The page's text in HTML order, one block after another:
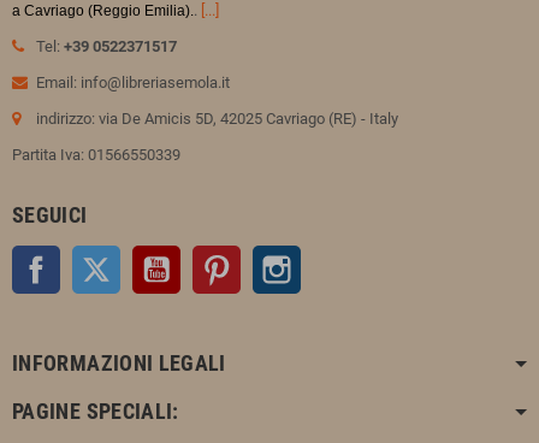
a Cavriago (Reggio Emilia).. [...]
Tel: +39 0522371517
Email: info@libreriasemola.it
indirizzo: via De Amicis 5D, 42025 Cavriago (RE) - Italy
Partita Iva: 01566550339
SEGUICI
Facebook Twitter YouTube Pinterest
INFORMAZIONI LEGALI
PAGINE SPECIALI: